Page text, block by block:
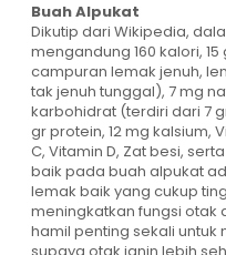
Buah Alpukat
Dikutip dari Wikipedia,
mengandung 160 kalori,
campuran lemak jenuh,
tak jenuh tunggal), 7 mg
karbohidrat (terdiri dari 7
gr protein, 12 mg kalsium,
C, Vitamin D, Zat besi,
baik pada buah alpukat
lemak baik yang cukup
meningkatkan fungsi otak
hamil penting sekali